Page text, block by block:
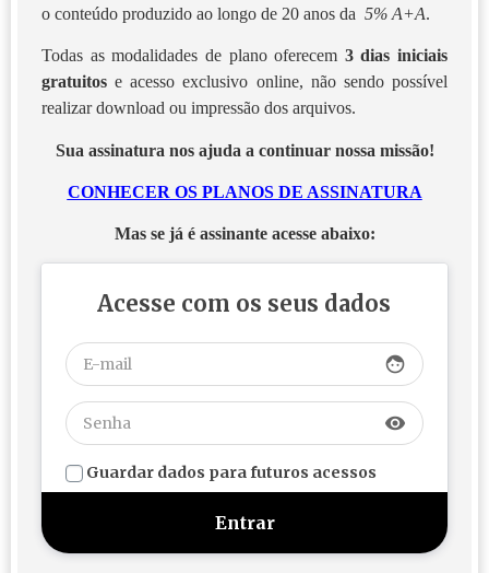
o conteúdo produzido ao longo de 20 anos da 5% A+A.
Todas as modalidades de plano oferecem 3 dias iniciais
gratuitos e acesso exclusivo online, não sendo possível
realizar download ou impressão dos arquivos.
Sua assinatura nos ajuda a continuar nossa missão!
CONHECER OS PLANOS DE ASSINATURA
Mas se já é assinante acesse abaixo:
Acesse com os seus dados
face
visibility
Guardar dados para futuros acessos